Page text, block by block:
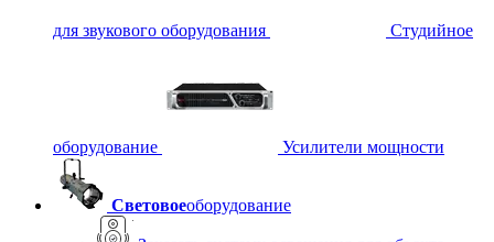
для звукового оборудования Студийное
оборудование Усилители мощности
Световоеоборудование